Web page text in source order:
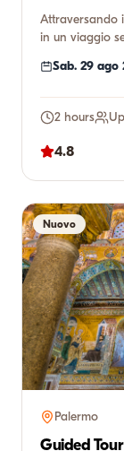
Attraversando
in un viaggio
Sab. 29 ago
2 hours
4.8
Nuovo
Palermo
Guided